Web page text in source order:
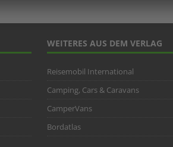
WEITERES AUS DEM VERLAG
Reisemobil International
Camping, Cars & Caravans
CamperVans
Bordatlas